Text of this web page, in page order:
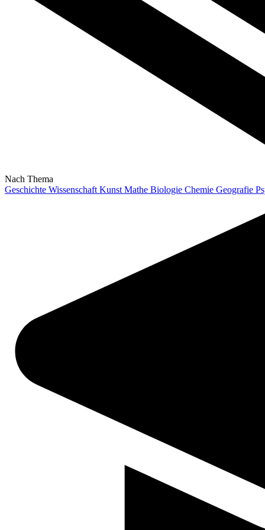
Nach Thema
Geschichte Wissenschaft Kunst Mathe Biologie Chemie Geografie